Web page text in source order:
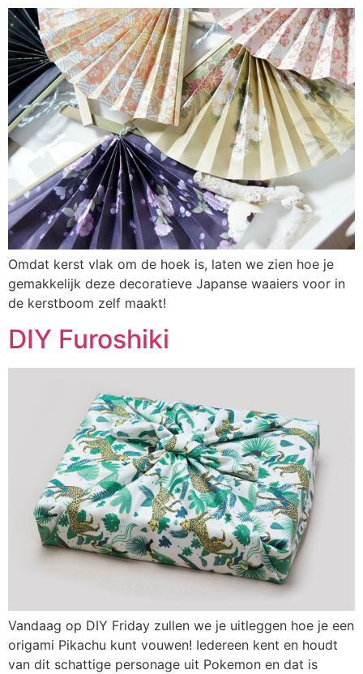
Omdat kerst vlak om de hoek is, laten we zien hoe je
gemakkelijk deze decoratieve Japanse waaiers voor in
de kerstboom zelf maakt!
DIY Furoshiki
Vandaag op DIY Friday zullen we je uitleggen hoe je een
origami Pikachu kunt vouwen! Iedereen kent en houdt
van dit schattige personage uit Pokemon en dat is